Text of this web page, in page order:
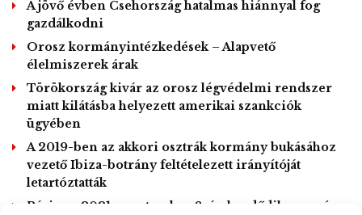
A fiatal Lenninnek már határozott politikai nézetei voltak
A jövő évben Csehország hatalmas hiánnyal fog
gazdálkodni
Orosz kormányintézkedések – Alapvető
élelmiszerek árak
Törökország kivár az orosz légvédelmi rendszer
miatt kilátásba helyezett amerikai szankciók
ügyében
A 2019-ben az akkori osztrák kormány bukásához
vezető Ibiza-botrány feltételezett irányítóját
letartóztatták
Párizs – 2021. szeptember 8-án kezdődik a per és